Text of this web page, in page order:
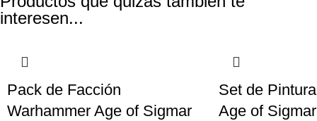
interesen...
Pack de Facción
Warhammer Age of Sigmar
Set de
Age of